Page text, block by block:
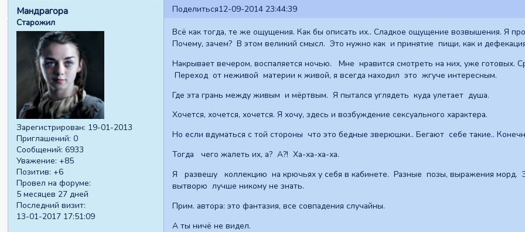
Поделиться12-09-2014 23:44:39
Мандрагора
Старожил
Зарегистрирован: 19-01-2013
Приглашений: 0
Сообщений: 6933
Уважение: +85
Позитив: +6
Провел на форуме:
5 месяцев 27 дней
Последний визит:
13-01-2017 17:51:09
Всё как тогда, те же ощущения. Как бы описать их.. Сладкое ощущение возвышения. Я
Почему, зачем? В этом великий смысл. Это нужно как и принятие пищи, как и
Накрывает вечером, воспаляется ночью. Мне нравится смотреть на них, уже готовых.
Переход от неживой материи к живой, я всегда находил это жгуче интересным.
Где эта грань между живым и мёртвым. Я пытался углядеть куда улетает душа.
Хочется, хочется, хочется. Я хочу, здесь и возбуждение сексуального характера.
Но если вдуматься с той стороны что это бедные зверюшки.. Бегают себе такие..
Тогда чего жалеть их, а? А?! Ха-ха-ха-ха.
Я развешу коллекцию на крючьях у себя в кабинете. Разные позы, выражения морд.
вытворю лучше никому не знать.
Прим. автора: это фантазия, все совпадения случайны.
А ты ничё не видел.